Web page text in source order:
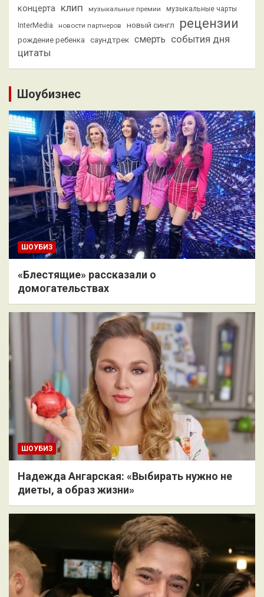
концерта клип музыкальные премии
музыкальные чарты
InterMedia
новости партнеров новый сингл рецензии
рождение ребенка саундтрек смерть события дня
цитаты
Шоубизнес
ШОУБИЗ
«Блестящие» рассказали о
домогательствах
ШОУБИЗ
Надежда Ангарская: «Выбирать нужно не
диеты, а образ жизни»